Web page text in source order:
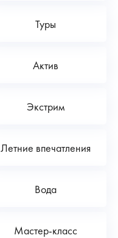
Туры
Актив
Экстрим
Летние впечатления
Вода
Мастер-класс